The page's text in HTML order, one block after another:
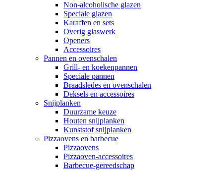
Non-alcoholische glazen
Speciale glazen
Karaffen en sets
Overig glaswerk
Openers
Accessoires
Pannen en ovenschalen
Grill- en koekenpannen
Speciale pannen
Braadsledes en ovenschalen
Deksels en accessoires
Snijplanken
Duurzame keuze
Houten snijplanken
Kunststof snijplanken
Pizzaovens en barbecue
Pizzaovens
Pizzaoven-accessoires
Barbecue-gereedschap